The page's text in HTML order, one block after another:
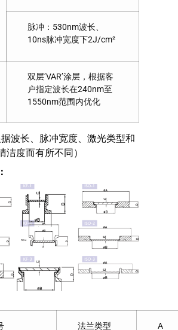
脉冲：530nm波长、
10ns脉冲宽度下2J/cm²
双层’VAR’涂层，根据客
户指定波长在240nm至
1550nm范围内优化
波长、脉冲宽度、激光类型和
洁度而有所不同）
法兰类型
A